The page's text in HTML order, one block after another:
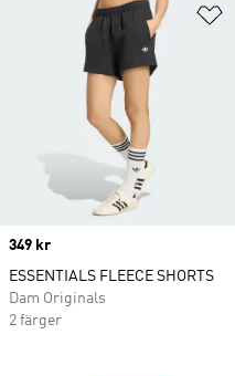
Price
349 kr
ESSENTIALS FLEECE SHORTS
Dam Originals
2 färger